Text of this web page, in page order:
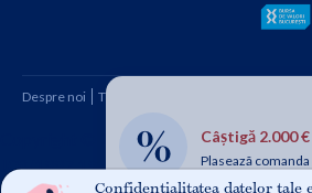
Confidențialitatea datelor tale
Câștigă 2.000
Plasează
Despre noi Termeni și condiții
Copyright © 2026 SC Libris SRL, CUI:
J08/1997 1991